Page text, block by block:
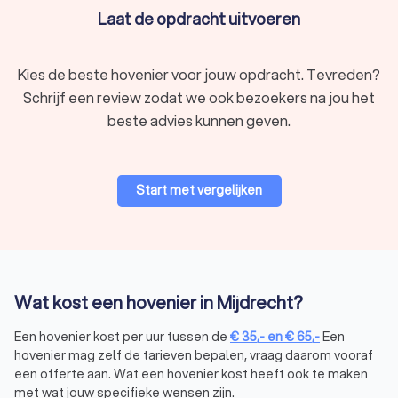
aangelegde tuin verhoogt niet alleen je woongenot,
Wat kost een hovenier in Mijdrecht?
kosten van een hovenierin Mijdrecht hangen af van de aard
projecten, zoals tuinaanleg of renovatie, worden vaak vaste
prijzen per vierkante meter berekend. Hier zijn enkele
gemiddeld tussen € 50 tot € 100 per m2, afhankelijk van
Tuinonderhoud:voor regulier onderhoud betaal je vaak
een uurtarief tussen € 35,- tot € 65,-, afhankelijk van de
ervaring van de hovenier.
Laat de opdracht uitvoeren
Kies de beste hovenier voor jouw opdracht. Tevreden?
Schrijf een review zodat we ook bezoekers na jou het
beste advies kunnen geven.
Start met vergelijken
Wat kost een hovenier in Mijdrecht?
Een hovenier kost per uur tussen de €35,- en€65,-Een
hovenier mag zelf de tarieven bepalen, vraag daarom vooraf
een offerte aan. Wat een hovenier kost heeft ook te maken
met wat jouw specifieke wensen zijn.